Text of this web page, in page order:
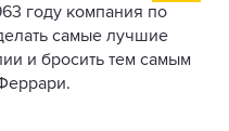
году компания по
самые лучшие
и бросить тем самым